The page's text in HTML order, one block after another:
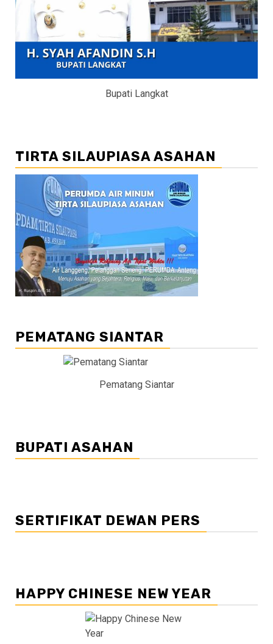
Bupati Langkat
TIRTA SILAUPIASA ASAHAN
PEMATANG SIANTAR
Pematang Siantar
BUPATI ASAHAN
SERTIFIKAT DEWAN PERS
HAPPY CHINESE NEW YEAR